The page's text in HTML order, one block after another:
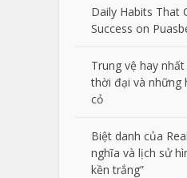
Daily Habits That
Success on
Trung vệ hay
thời đại và những
cỏ
Biệt danh của
nghĩa và lịch sử
kền trắng”